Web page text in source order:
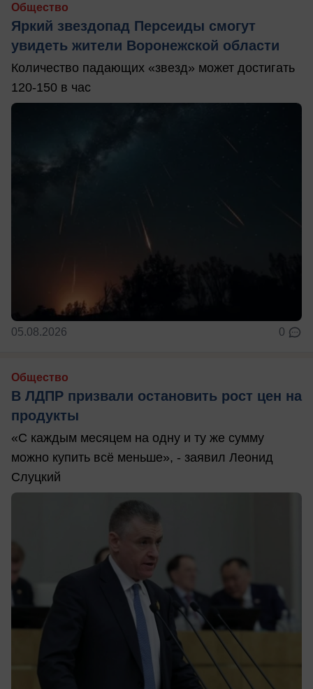
Общество
Яркий звездопад Персеиды смогут
увидеть жители Воронежской области
Количество падающих «звезд» может достигать
120-150 в час
05.08.2026 0
Общество
В ЛДПР призвали остановить рост цен на
продукты
«С каждым месяцем на одну и ту же сумму
можно купить всё меньше», - заявил Леонид
Слуцкий